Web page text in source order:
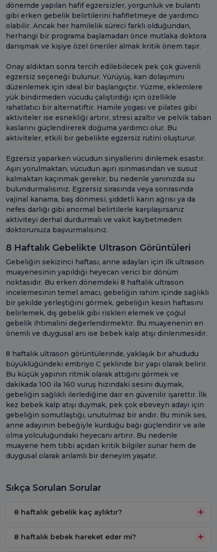
dönemde yapılan hafif egzersizler, yorgunluk ve bulantı
gibi erken gebelik belirtilerini hafifletmeye de yardımcı
olabilir. Ancak her hamilelik süreci farklı olduğundan,
herhangi bir programa başlamadan önce mutlaka doktora
danışmak ve kişiye özel öneriler almak kritik önem taşır.
Onay aldıktan sonra tercih edilebilecek pek çok güvenli
egzersiz seçeneği bulunur. Yürüyüş, kan dolaşımını
düzenlemek için ideal bir başlangıçtır. Yüzme, eklemlere
yük bindirmeden vücudu çalıştırdığı için özellikle
rahatlatıcı bir alternatiftir. Hamile yogası ve pilates gibi
aktiviteler ise esnekliği artırır, stresi azaltır ve pelvik taban
kaslarını güçlendirerek doğuma yardımcı olur. Bu
aktiviteler, etkili bir gebelikte egzersiz rutini oluşturur.
Egzersiz yaparken vücudun sinyallerini dinlemek esastır.
Aşırı yorulmaktan, vücudun aşırı ısınmasından ve susuz
kalmaktan kaçınmak gerekir, bu nedenle yanınızda su
bulundurmalısınız. Egzersiz sırasında veya sonrasında
vajinal kanama, baş dönmesi, şiddetli karın ağrısı ya da
nefes darlığı gibi anormal belirtilerle karşılaşırsanız
aktiviteyi derhal durdurmalı ve vakit kaybetmeden
doktorunuza başvurmalısınız.
8 Haftalık Gebelikte Ultrason Görüntüleri
Gebeliğin sekizinci haftası, anne adayları için ilk ultrason
muayenesinin yapıldığı heyecan verici bir dönüm
noktasıdır. Bu erken dönemdeki 8 haftalık ultrason
incelemesinin temel amacı, gebeliğin rahim içinde sağlıklı
bir şekilde yerleştiğini görmek, gebeliğin kesin haftasını
belirlemek, dış gebelik gibi riskleri elemek ve çoğul
gebelik ihtimalini değerlendirmektir. Bu muayenenin en
önemli ve duygusal anı ise bebek kalp atışı dinlenmesidir.
8 haftalık ultrason görüntülerinde, yaklaşık bir ahududu
büyüklüğündeki embriyo C şeklinde bir yapı olarak belirir.
Bu küçük yapının ritmik olarak attığını görmek ve
dakikada 100 ila 160 vuruş hızındaki sesini duymak,
gebeliğin sağlıklı ilerlediğine dair en güvenilir işarettir. İlk
kez bebek kalp atışı duymak, pek çok ebeveyn adayı için
gebeliğin somutlaştığı, unutulmaz bir andır. Bu minik ses,
anne adayının bebeğiyle kurduğu bağı güçlendirir ve aile
olma yolculuğundaki heyecanı artırır. Bu nedenle
muayene hem tıbbi açıdan kritik bilgiler sunar hem de
duygusal olarak anlamlı bir deneyim yaşatır.
Sıkça Sorulan Sorular
8 haftalık gebelik kaç aylıktır?
8 haftalık bebek hareket eder mi?